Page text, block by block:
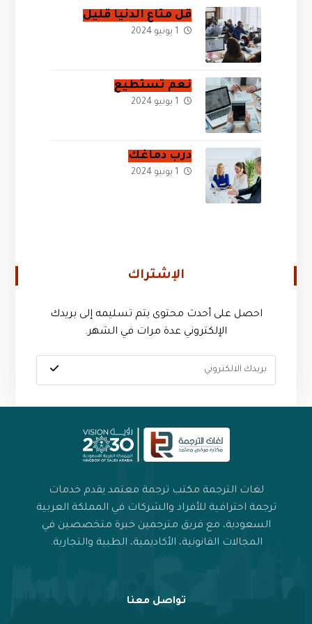
قل متاع الدنيا قليل
1 يونيو 2024
نعم تستطيع
1 يونيو 2024
درب دماغك
1 يونيو 2024
الإشتراك
احصل على أحدث محتوى يتم تسليمه إلى بريدك
الإلكتروني عدة مرات في الشهر.
لغات الترجمة مكتب ترجمة معتمد يقدم خدمات
ترجمة احترافية للأفراد والشركات في المملكة العربية
السعودية، مع فريق مترجمين خبرة متخصصين في
المجالات القانونية، الأكاديمية، الطبية والتجارية.
تواصل معنا